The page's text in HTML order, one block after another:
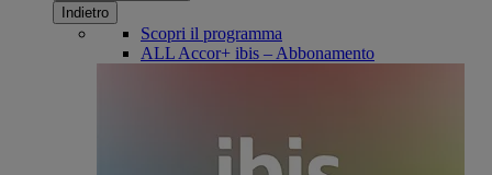
Indietro
Scopri il programma
ALL Accor+ ibis – Abbonamento